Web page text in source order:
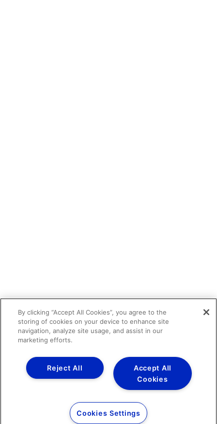
By clicking “Accept All Cookies”, you agree to the
storing of cookies on your device to enhance site
navigation, analyze site usage, and assist in our
marketing efforts.
Accept All
Cookies
Reject All
Cookies Settings